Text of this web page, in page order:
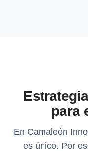
para
En Camaleón
es único. Por